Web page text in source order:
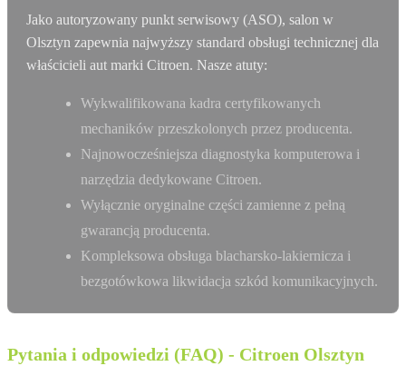
Jako autoryzowany punkt serwisowy (ASO), salon w
Olsztyn zapewnia najwyższy standard obsługi technicznej dla
właścicieli aut marki Citroen. Nasze atuty:
Wykwalifikowana kadra certyfikowanych
mechaników przeszkolonych przez producenta.
Najnowocześniejsza diagnostyka komputerowa i
narzędzia dedykowane Citroen.
Wyłącznie oryginalne części zamienne z pełną
gwarancją producenta.
Kompleksowa obsługa blacharsko-lakiernicza i
bezgotówkowa likwidacja szkód komunikacyjnych.
Pytania i odpowiedzi (FAQ) - Citroen Olsztyn